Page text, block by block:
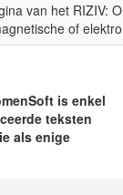
van het RIZIV:
of
is enkel
teksten
als enige